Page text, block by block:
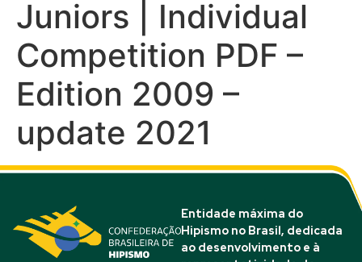
Juniors | Individual
Competition PDF –
Edition 2009 –
update 2021
Entidade máxima do
Hipismo no Brasil, dedicada
ao desenvolvimento e à